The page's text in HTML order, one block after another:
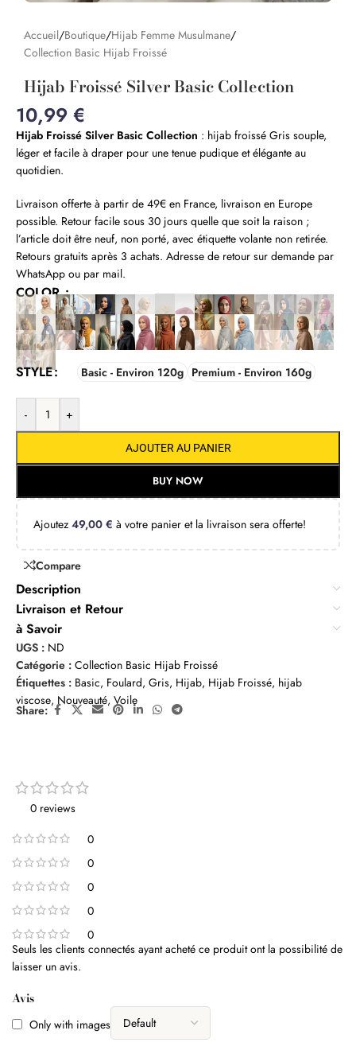
Accueil/Boutique/Hijab Femme Musulmane/
Collection Basic Hijab Froissé
Hijab Froissé Silver Basic Collection
10,99 €
Hijab Froissé Silver Basic Collection : hijab froissé Gris souple,
léger et facile à draper pour une tenue pudique et élégante au
quotidien.
Livraison offerte à partir de 49€ en France, livraison en Europe
possible. Retour facile sous 30 jours quelle que soit la raison ;
l’article doit être neuf, non porté, avec étiquette volante non retirée.
Retours gratuits après 3 achats. Adresse de retour sur demande par
WhatsApp ou par mail.
COLOR
STYLE Basic - Environ 120g Premium - Environ 160g
- +
AJOUTER AU PANIER
BUY NOW
Ajoutez 49,00 € à votre panier et la livraison sera offerte!
Compare
Description
Livraison et Retour
à Savoir
UGS : ND
Catégorie : Collection Basic Hijab Froissé
Étiquettes : Basic, Foulard, Gris, Hijab, Hijab Froissé, hijab
viscose, Nouveauté, Voile
Share:
0 reviews
0
0
0
0
0
Avis
Only with images
Seuls les clients connectés ayant acheté ce produit ont la possibilité de
laisser un avis.